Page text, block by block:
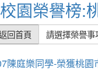
校園榮譽榜:
回首頁 請選擇榮譽事
陳庭樂同學-榮獲桃